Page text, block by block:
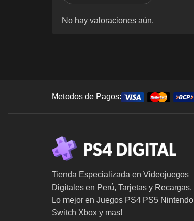
No hay valoraciones aún.
Metodos de Pagos:
Tienda Especializada en Videojuegos
Digitales en Perú, Tarjetas y Recargas.
Lo mejor en Juegos PS4 PS5 Nintendo
Switch Xbox y mas!